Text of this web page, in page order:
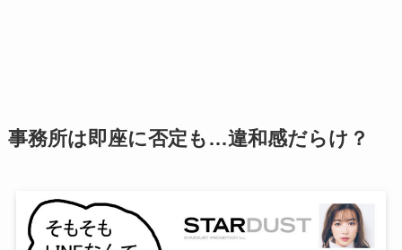
事務所は即座に否定も…違和感だらけ？